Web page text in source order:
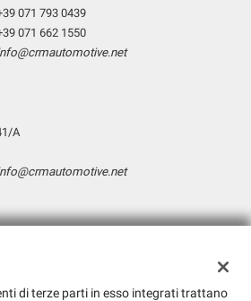
071 793 0439
071 662 1550
A
di terze parti in esso integrati trattano